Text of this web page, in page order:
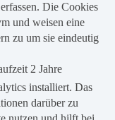
Die Cookies
und weisen eine
zu um sie eindeutig
2 Jahre
installiert. Das
darüber zu